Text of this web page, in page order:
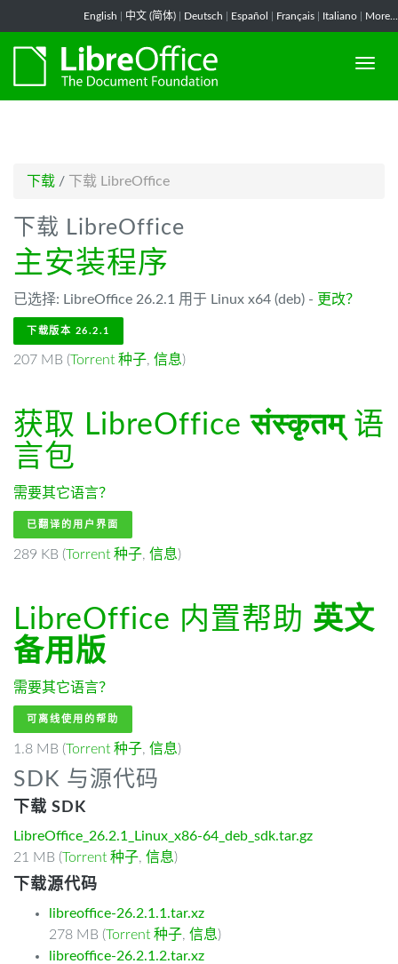
English 中文 (简体) Deutsch Español Français Italiano More...
下载 / 下载 LibreOffice
下载 LibreOffice
主安装程序
已选择: LibreOffice 26.2.1 用于 Linux x64 (deb) - 更改？
下载版本 26.2.1
207 MB (Torrent 种子, 信息)
获取 LibreOfficeसंस्कृतम्语
言包
需要其它语言？
已翻译的用户界面
289 KB (Torrent 种子, 信息)
LibreOffice 内置帮助 英文
备用版
需要其它语言？
可离线使用的帮助
1.8 MB (Torrent 种子, 信息)
SDK 与源代码
下载 SDK
LibreOffice_26.2.1_Linux_x86-64_deb_sdk.tar.gz
21 MB (Torrent 种子, 信息)
下载源代码
libreoffice-26.2.1.1.tar.xz
278 MB (Torrent 种子, 信息)
libreoffice-26.2.1.2.tar.xz